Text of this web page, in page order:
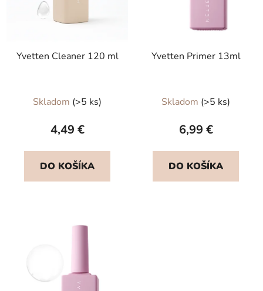
Yvetten Cleaner 120 ml
Skladom (>5 ks)
4,49 €
DO KOŠÍKA
Yvetten Primer 13ml
hodnotenie
produktu
5,0
z
Skladom (>5 ks)
6,99 €
DO KOŠÍKA